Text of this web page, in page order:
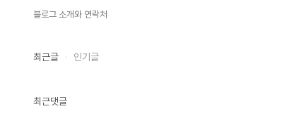
블로그 소개와 연락처
최근글 인기글
최근댓글